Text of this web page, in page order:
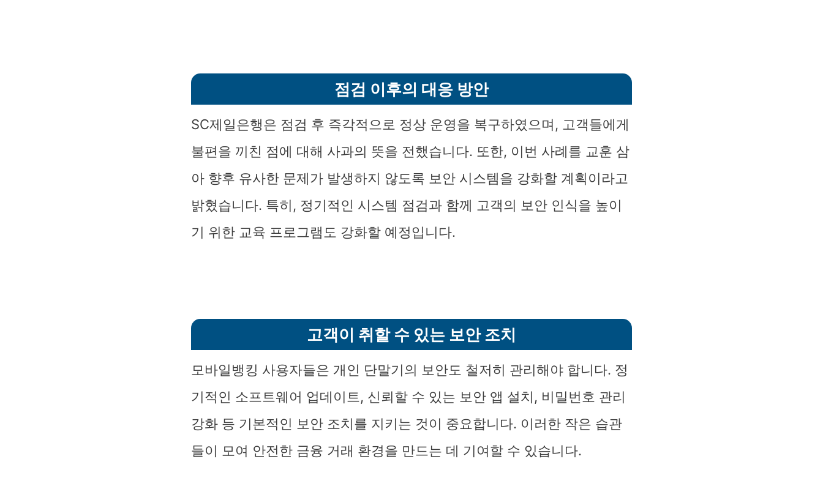
점검 이후의 대응 방안
SC제일은행은 점검 후 즉각적으로 정상 운영을 복구하였으며, 고객들에게
불편을 끼친 점에 대해 사과의 뜻을 전했습니다. 또한, 이번 사례를 교훈 삼
아 향후 유사한 문제가 발생하지 않도록 보안 시스템을 강화할 계획이라고
밝혔습니다. 특히, 정기적인 시스템 점검과 함께 고객의 보안 인식을 높이
기 위한 교육 프로그램도 강화할 예정입니다.
고객이 취할 수 있는 보안 조치
모바일뱅킹 사용자들은 개인 단말기의 보안도 철저히 관리해야 합니다. 정
기적인 소프트웨어 업데이트, 신뢰할 수 있는 보안 앱 설치, 비밀번호 관리
강화 등 기본적인 보안 조치를 지키는 것이 중요합니다. 이러한 작은 습관
들이 모여 안전한 금융 거래 환경을 만드는 데 기여할 수 있습니다.